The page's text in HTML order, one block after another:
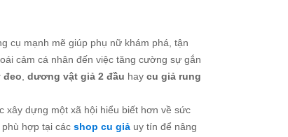
cụ mạnh mẽ giúp phụ nữ khám phá, tận
cảm cá nhân đến việc tăng cường sự gắn
đeo dương vật giả 2 đầu hay cu giả rung
xây dựng một xã hội hiểu biết hơn về sức
hợp tại các shop cu giả uy tín để nâng